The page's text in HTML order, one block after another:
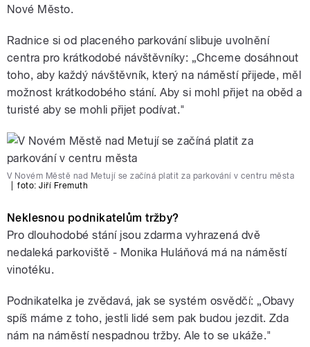
Nové Město.
Radnice si od placeného parkování slibuje uvolnění
centra pro krátkodobé návštěvníky: „Chceme dosáhnout
toho, aby každý návštěvník, který na náměstí přijede, měl
možnost krátkodobého stání. Aby si mohl přijet na oběd a
turisté aby se mohli přijet podívat."
V Novém Městě nad Metují se začíná platit za parkování v centru města
foto: Jiří Fremuth
Neklesnou podnikatelům tržby?
Pro dlouhodobé stání jsou zdarma vyhrazená dvě
nedaleká parkoviště - Monika Huláňová má na náměstí
vinotéku.
Podnikatelka je zvědavá, jak se systém osvědčí: „Obavy
spíš máme z toho, jestli lidé sem pak budou jezdit. Zda
nám na náměstí nespadnou tržby. Ale to se ukáže."